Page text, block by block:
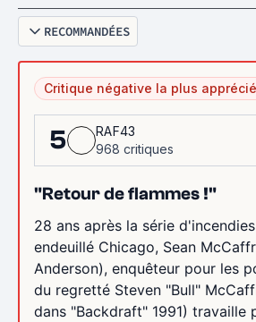
RECOMMANDÉES
Critique négative la plus
5
RAF43
968 critiques
"Retour de flammes !"
28 ans après la série
endeuillé Chicago, Sean
Anderson), enquêteur pour les
du regretté Steven "Bull"
dans "Backdraft" 1991) travaille